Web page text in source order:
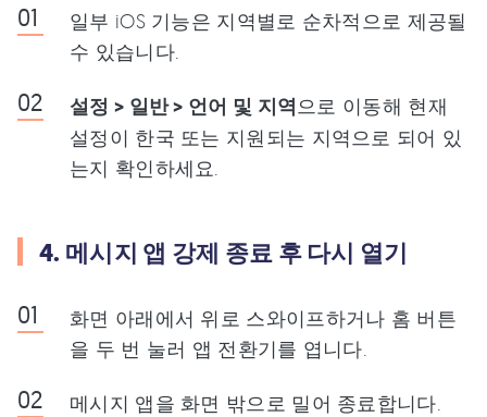
일부 iOS 기능은 지역별로 순차적으로 제공될
수 있습니다.
설정 > 일반 > 언어 및 지역 으로 이동해 현재
설정이 한국 또는 지원되는 지역으로 되어 있
는지 확인하세요.
4. 메시지 앱 강제 종료 후 다시 열기
화면 아래에서 위로 스와이프하거나 홈 버튼
을 두 번 눌러 앱 전환기를 엽니다.
메시지 앱을 화면 밖으로 밀어 종료합니다.